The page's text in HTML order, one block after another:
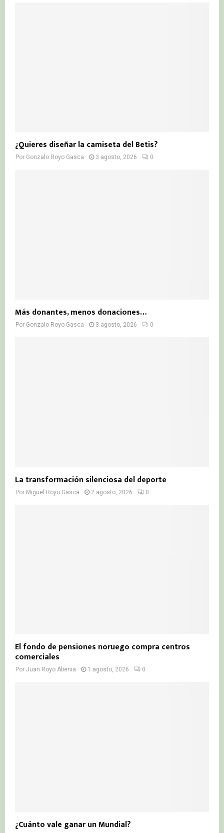
¿Quieres diseñar la camiseta del Betis?
Por Gonzalo Royo Gasca 3 agosto, 2026 0
Más donantes, menos donaciones…
Por Gonzalo Royo Gasca 3 agosto, 2026 0
La transformación silenciosa del deporte
Por Miguel Royo Gasca 2 agosto, 2026 0
El fondo de pensiones noruego compra centros
comerciales
Por Juan Royo Abenia 1 agosto, 2026 0
¿Cuánto vale ganar un Mundial?